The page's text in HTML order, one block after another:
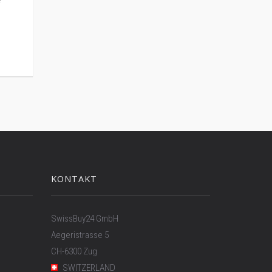
KONTAKT
SwissBuy24 GmbH
Aegeristrasse 5
CH-6300 Zug
SWITZERLAND